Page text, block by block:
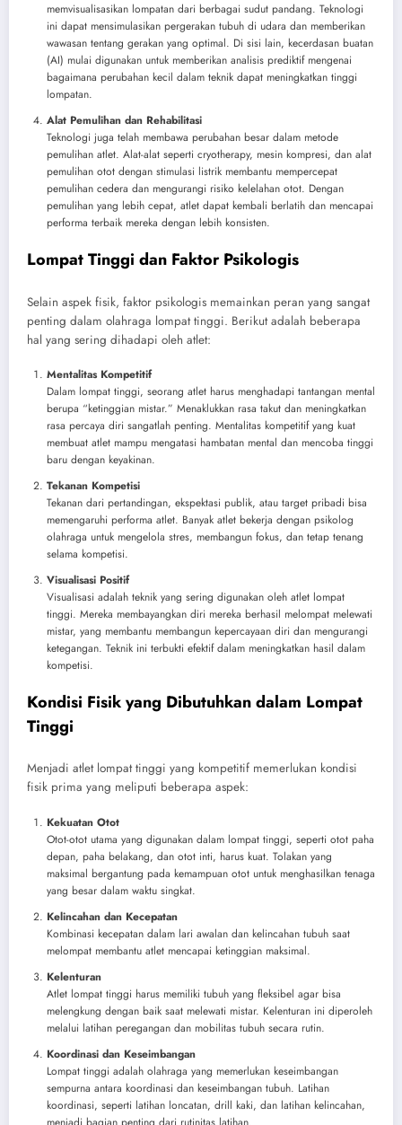
memvisualisasikan lompatan dari berbagai sudut pandang. Teknologi
ini dapat mensimulasikan pergerakan tubuh di udara dan memberikan
wawasan tentang gerakan yang optimal. Di sisi lain, kecerdasan buatan
(AI) mulai digunakan untuk memberikan analisis prediktif mengenai
bagaimana perubahan kecil dalam teknik dapat meningkatkan tinggi
lompatan.
Alat Pemulihan dan Rehabilitasi
Teknologi juga telah membawa perubahan besar dalam metode
pemulihan atlet. Alat-alat seperti cryotherapy, mesin kompresi, dan alat
pemulihan otot dengan stimulasi listrik membantu mempercepat
pemulihan cedera dan mengurangi risiko kelelahan otot. Dengan
pemulihan yang lebih cepat, atlet dapat kembali berlatih dan mencapai
performa terbaik mereka dengan lebih konsisten.
Lompat Tinggi dan Faktor Psikologis
Selain aspek fisik, faktor psikologis memainkan peran yang sangat
penting dalam olahraga lompat tinggi. Berikut adalah beberapa
hal yang sering dihadapi oleh atlet:
Mentalitas Kompetitif
Dalam lompat tinggi, seorang atlet harus menghadapi tantangan mental
berupa “ketinggian mistar.” Menaklukkan rasa takut dan meningkatkan
rasa percaya diri sangatlah penting. Mentalitas kompetitif yang kuat
membuat atlet mampu mengatasi hambatan mental dan mencoba tinggi
baru dengan keyakinan.
Tekanan Kompetisi
Tekanan dari pertandingan, ekspektasi publik, atau target pribadi bisa
memengaruhi performa atlet. Banyak atlet bekerja dengan psikolog
olahraga untuk mengelola stres, membangun fokus, dan tetap tenang
selama kompetisi.
Visualisasi Positif
Visualisasi adalah teknik yang sering digunakan oleh atlet lompat
tinggi. Mereka membayangkan diri mereka berhasil melompat melewati
mistar, yang membantu membangun kepercayaan diri dan mengurangi
ketegangan. Teknik ini terbukti efektif dalam meningkatkan hasil dalam
kompetisi.
Kondisi Fisik yang Dibutuhkan dalam Lompat
Tinggi
Menjadi atlet lompat tinggi yang kompetitif memerlukan kondisi
fisik prima yang meliputi beberapa aspek:
Kekuatan Otot
Otot-otot utama yang digunakan dalam lompat tinggi, seperti otot paha
depan, paha belakang, dan otot inti, harus kuat. Tolakan yang
maksimal bergantung pada kemampuan otot untuk menghasilkan tenaga
yang besar dalam waktu singkat.
Kelincahan dan Kecepatan
Kombinasi kecepatan dalam lari awalan dan kelincahan tubuh saat
melompat membantu atlet mencapai ketinggian maksimal.
Kelenturan
Atlet lompat tinggi harus memiliki tubuh yang fleksibel agar bisa
melengkung dengan baik saat melewati mistar. Kelenturan ini diperoleh
melalui latihan peregangan dan mobilitas tubuh secara rutin.
Koordinasi dan Keseimbangan
Lompat tinggi adalah olahraga yang memerlukan keseimbangan
sempurna antara koordinasi dan keseimbangan tubuh. Latihan
koordinasi, seperti latihan loncatan, drill kaki, dan latihan kelincahan,